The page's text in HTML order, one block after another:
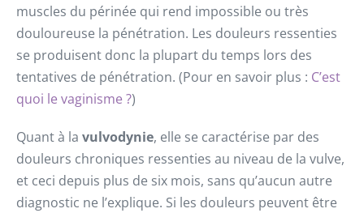
muscles du périnée qui rend impossible ou très
douloureuse la pénétration. Les douleurs ressenties
se produisent donc la plupart du temps lors des
tentatives de pénétration. (Pour en savoir plus : C’est
quoi le vaginisme ?)
Quant à la vulvodynie, elle se caractérise par des
douleurs chroniques ressenties au niveau de la vulve,
et ceci depuis plus de six mois, sans qu’aucun autre
diagnostic ne l’explique. Si les douleurs peuvent être